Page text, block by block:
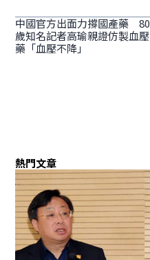
中國官方出面力撐國產藥 80
歲知名記者高瑜親證仿製血壓
藥「血壓不降」
熱門文章